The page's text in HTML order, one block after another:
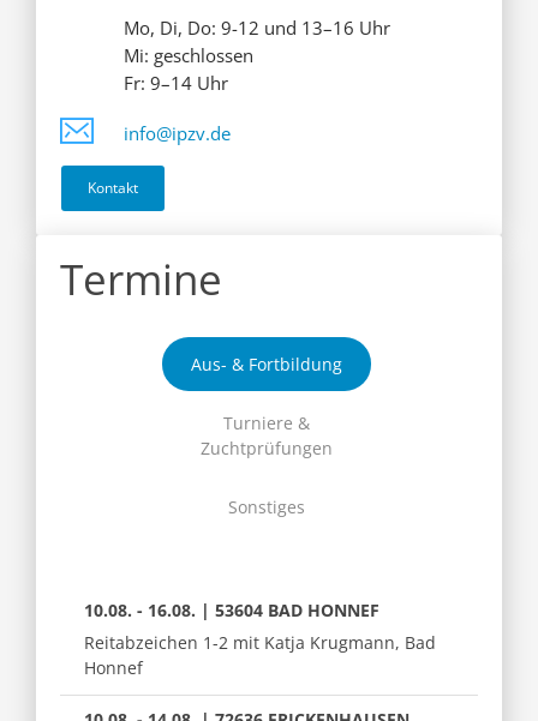
Mo, Di, Do: 9-12 und 13–16 Uhr
Mi: geschlossen
Fr: 9–14 Uhr
info@ipzv.de
Kontakt
Termine
Aus- & Fortbildung
Turniere &
Zuchtprüfungen
Sonstiges
10.08. - 16.08. | 53604 BAD HONNEF
Reitabzeichen 1-2 mit Katja Krugmann, Bad
Honnef